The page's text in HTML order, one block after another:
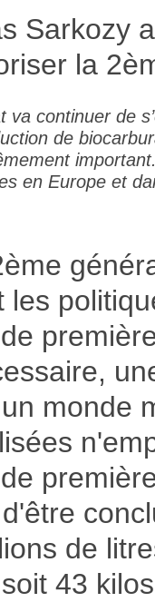
Sarkozy
la
va continuer de
de
en Europe et
les
monde
de
43